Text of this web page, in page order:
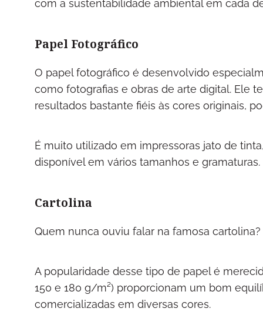
com a sustentabilidade ambiental em cada
Papel Fotográfico
O papel fotográfico é desenvolvido
como fotografias e obras de arte digital. Ele
resultados bastante fiéis às cores originais,
É muito utilizado em impressoras jato de
disponível em vários tamanhos e gramaturas.
Cartolina
Quem nunca ouviu falar na famosa cartolina?
A popularidade desse tipo de papel é
150 e 180 g/m²) proporcionam um bom
comercializadas em diversas cores.